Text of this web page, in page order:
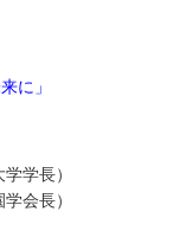
に」
学長）
会長）